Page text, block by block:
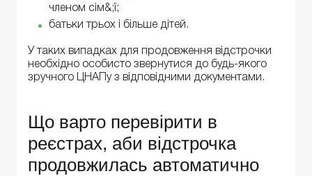
членом сім&;ї;
батьки трьох і більше дітей.
У таких випадках для продовження відстрочки
необхідно особисто звернутися до будь-якого
зручного ЦНАПу з відповідними документами.
Що варто перевірити в
реєстрах, аби відстрочка
продовжилась автоматично